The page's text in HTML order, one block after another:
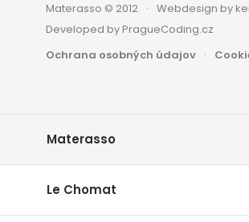
Materasso © 2012
Webdesign by
Developed by PragueCoding.cz
Ochrana osobných údajov
Materasso
Le Chomat